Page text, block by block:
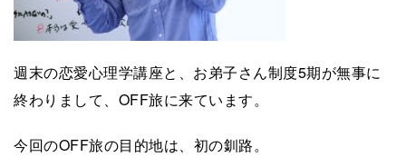
週末の恋愛心理学講座と、お弟子さん制度5期が無事に
終わりまして、OFF旅に来ています。
今回のOFF旅の目的地は、初の釧路。